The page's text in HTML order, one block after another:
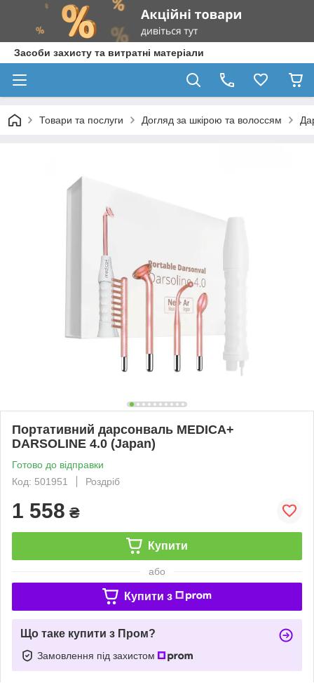
Засоби захисту та витратні матеріали
Товари та послуги Догляд за шкірою та волоссям
Портативний дарсонваль MEDICA+
DARSOLINE 4.0 (Japan)
Готово до відправки
Код: 501951
Роздріб
1 558 ₴
Купити
або
Купити з
Що таке купити з Пром?
Замовлення під захистом